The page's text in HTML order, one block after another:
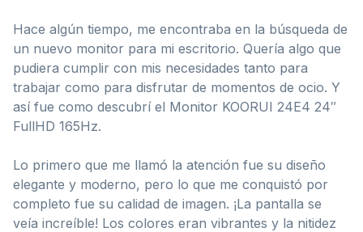
Hace algún tiempo, me encontraba en la búsqueda de
un nuevo monitor para mi escritorio. Quería algo que
pudiera cumplir con mis necesidades tanto para
trabajar como para disfrutar de momentos de ocio. Y
así fue como descubrí el Monitor KOORUI 24E4 24″
FullHD 165Hz.
Lo primero que me llamó la atención fue su diseño
elegante y moderno, pero lo que me conquistó por
completo fue su calidad de imagen. ¡La pantalla se
veía increíble! Los colores eran vibrantes y la nitidez